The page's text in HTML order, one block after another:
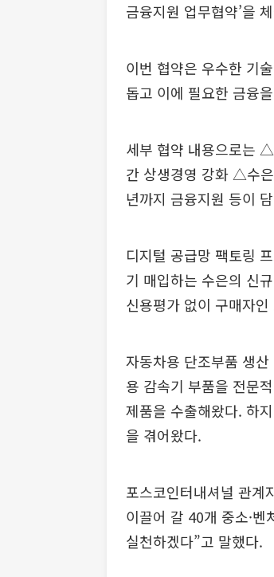
금융지원 업무협약’을
이번 협약은 우수한 기
돕고 이에 필요한 금융
세부 협약 내용으로는
간 상생경영 강화 △수
년까지 금융지원 등이
디지털 공급망 팩토링
기 매입하는 수은의 신
신용평가 없이 구매자
자동차용 단조부품 생
용 감속기 부품을 전문
제품을 수출해왔다. 하
을 겪어왔다.
포스코인터내셔널 관계
이끌어 갈 40개 중소·
실천하겠다”고 말했다.